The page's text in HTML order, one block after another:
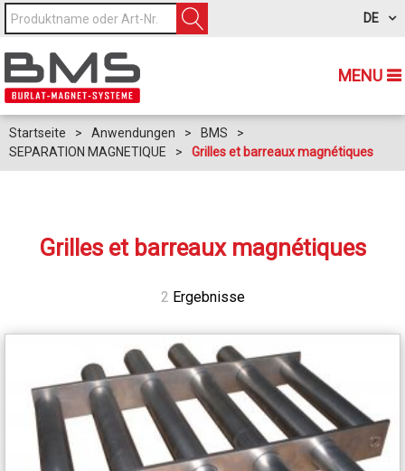
MENU
DE
Startseite > Anwendungen > BMS
>
SEPARATION MAGNETIQUE
> Grilles et barreaux magnétiques
Grilles et barreaux magnétiques
2 Ergebnisse